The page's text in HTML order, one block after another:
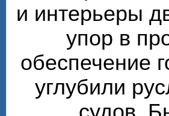
и интерьеры
упор в
обеспечение
углубили